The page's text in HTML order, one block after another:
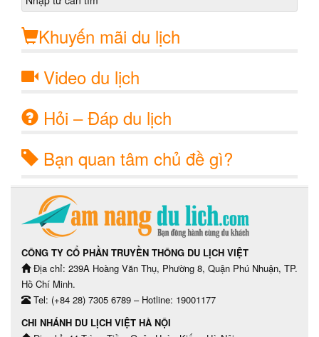
Khuyến mãi du lịch
Video du lịch
Hỏi – Đáp du lịch
Bạn quan tâm chủ đề gì?
CÔNG TY CỔ PHẦN TRUYỀN THÔNG DU LỊCH VIỆT
Địa chỉ: 239A Hoàng Văn Thụ, Phường 8, Quận Phú Nhuận, TP.
Hồ Chí Minh.
Tel: (+84 28) 7305 6789 – Hotline: 19001177
CHI NHÁNH DU LỊCH VIỆT HÀ NỘI